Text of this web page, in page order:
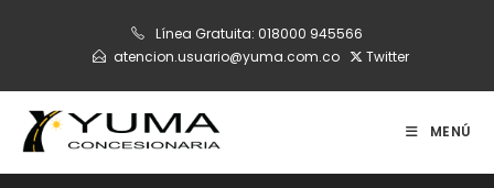
Línea Gratuita: 018000 945566
atencion.usuario@yuma.com.co
Twitter
MENÚ